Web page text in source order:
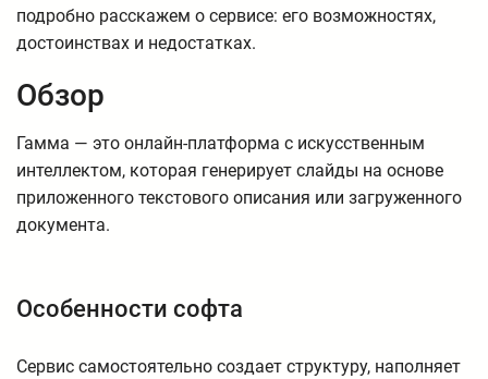
подробно расскажем о сервисе: его возможностях,
достоинствах и недостатках.
Обзор
Гамма — это онлайн-платформа с искусственным
интеллектом, которая генерирует слайды на основе
приложенного текстового описания или загруженного
документа.
Особенности софта
Сервис самостоятельно создает структуру, наполняет